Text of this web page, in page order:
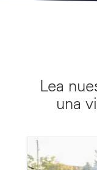
Lea
una